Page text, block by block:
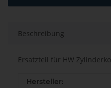
Beschreibung
Ersatzteil für HW
Produkteigenschaft
Wert
Hersteller: